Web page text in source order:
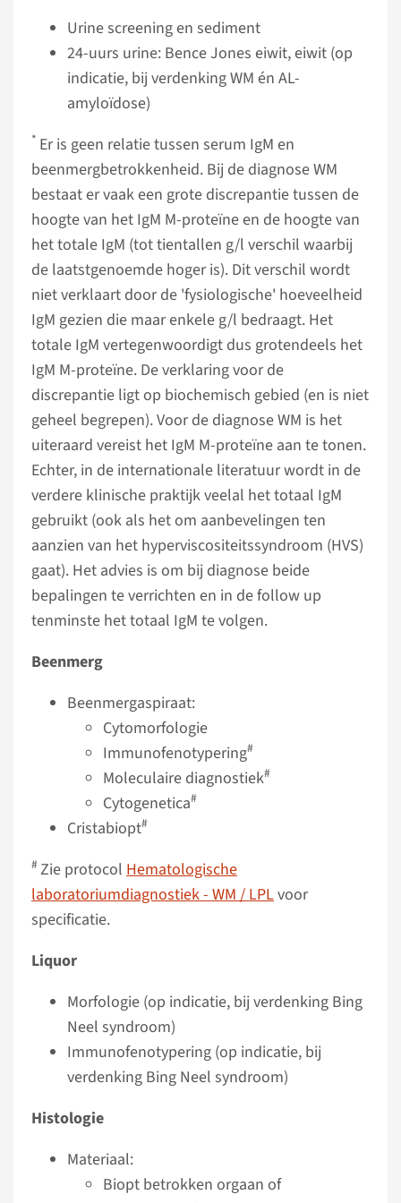
Urine screening en sediment
24-uurs urine: Bence Jones eiwit, eiwit (op
indicatie, bij verdenking WM én AL-
amyloïdose)
* Er is geen relatie tussen serum IgM en
beenmergbetrokkenheid. Bij de diagnose WM
bestaat er vaak een grote discrepantie tussen de
hoogte van het IgM M-proteïne en de hoogte van
het totale IgM (tot tientallen g/l verschil waarbij
de laatstgenoemde hoger is). Dit verschil wordt
niet verklaart door de 'fysiologische' hoeveel­heid
IgM gezien die maar enkele g/l bedraagt. Het
totale IgM vertegenwoordigt dus grotendeels het
IgM M-proteïne. De verklaring voor de
discrepantie ligt op biochemisch gebied (en is niet
geheel begrepen). Voor de diagnose WM is het
uiteraard vereist het IgM M-proteïne aan te tonen.
Echter, in de internationale literatuur wordt in de
verdere klinische praktijk veelal het totaal IgM
gebruikt (ook als het om aanbevelingen ten
aanzien van het hyper­visco­si­teits­syn­droom (HVS)
gaat). Het advies is om bij diagnose beide
bepalingen te verrichten en in de follow up
tenminste het totaal IgM te volgen.
Beenmerg
Beenmergaspiraat:
Cytomorfologie
Immunofenotypering#
Moleculaire diagnostiek#
Cytogenetica#
Cristabiopt#
#Zie protocol Hematologische
laboratoriumdiagnostiek - WM / LPLvoor
specificatie.
Liquor
Morfologie (op indicatie, bij verdenking Bing
Neel syndroom)
Immunofenotypering (op indicatie, bij
verdenking Bing Neel syndroom)
Histologie
Materiaal:
Biopt betrokken orgaan of